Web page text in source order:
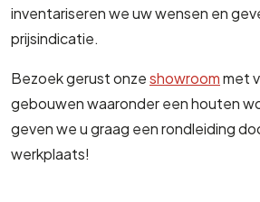
inventariseren we uw wensen en
prijsindicatie.
Bezoek gerust onzeshowroommet
gebouwen waaronder een houten
geven we u graag een rondleiding
werkplaats!